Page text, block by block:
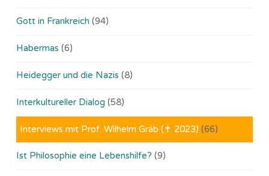
Gott in Frankreich (94)
Habermas (6)
Heidegger und die Nazis (8)
Interkultureller Dialog (58)
Interviews mit Prof. Wilhelm Gräb (✝ 2023) (66)
Ist Philosophie eine Lebenshilfe? (9)